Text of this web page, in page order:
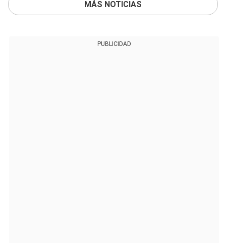
MÁS NOTICIAS
PUBLICIDAD